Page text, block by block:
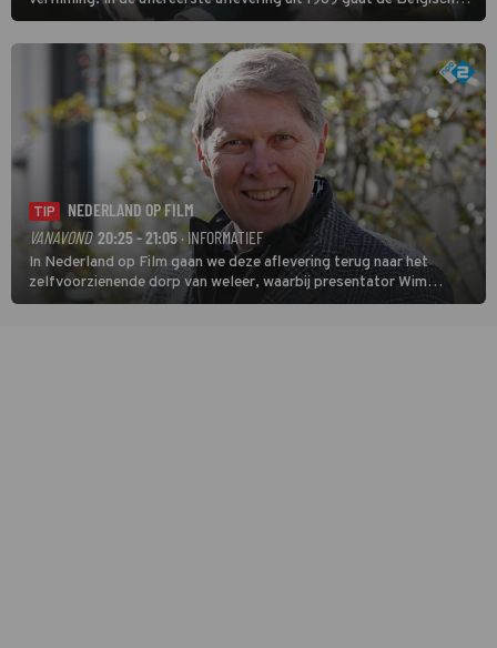
speurder op zoek naar een vermiste kok. Poirot raakt al snel
verwikkeld in een moordzaak. (HH)
TIP
NEDERLAND OP FILM
VANAVOND 20:25 - 21:05· INFORMATIEF
In Nederland op Film gaan we deze aflevering terug naar het
zelfvoorzienende dorp van weleer, waarbij presentator Wim
Daniëls de kijkers meeneemt op reis door de tijd aan de hand van